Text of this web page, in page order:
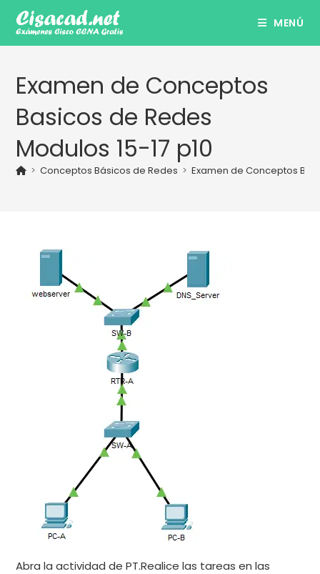
contenido
MENÚ
Examen de Conceptos
Basicos de Redes
Modulos 15-17 p10
> Conceptos Básicos de Redes > Examen de Conceptos
Abra la actividad de PT.Realice las tareas en las